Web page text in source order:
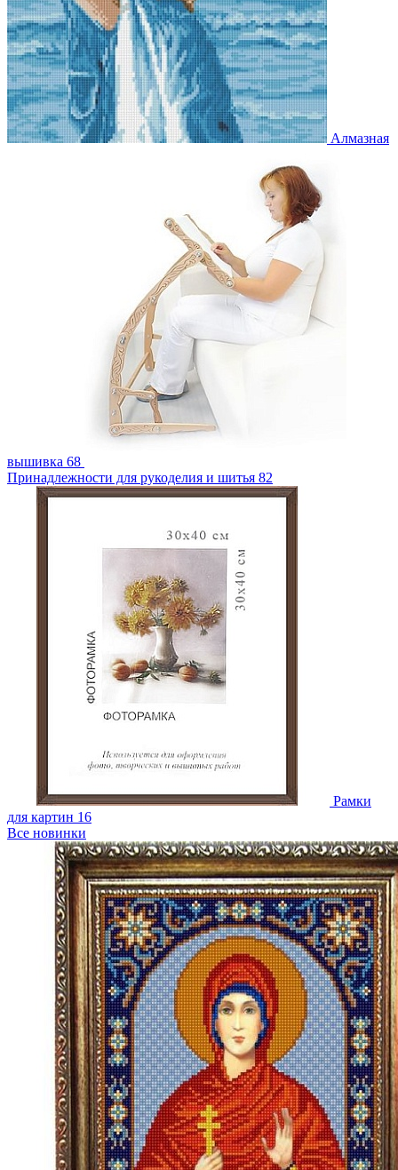
Алмазная
вышивка 68
Принадлежности для рукоделия и шитья 82
Рамки
для картин 16
Все новинки